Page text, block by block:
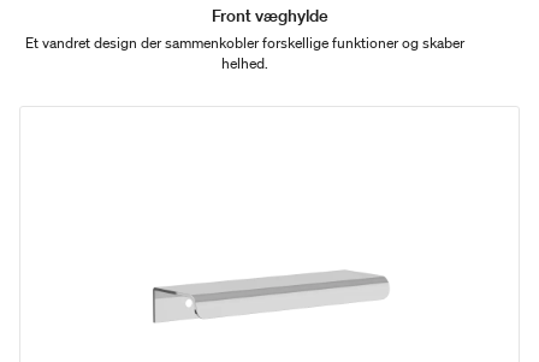
Front væghylde
Et vandret design der sammenkobler forskellige funktioner og skaber
helhed.